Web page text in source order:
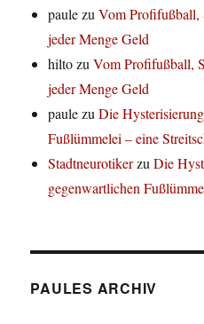
paulezuVom Profifußball,
jeder Menge Geld
hiltozuVom Profifußball,
jeder Menge Geld
paulezuDie
Fußlümmelei – eine
StadtneurotikerzuDie
gegenwartlichen
PAULES ARCHIV